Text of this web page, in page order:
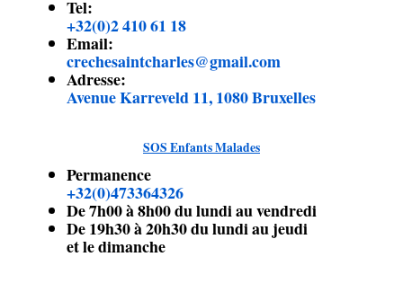
Tel:
+32(0)2 410 61 18
Email:
crechesaintcharles@gmail.com
Adresse:
Avenue Karreveld 11, 1080 Bruxelles
SOS Enfants Malades
Permanence
+32(0)473364326
De 7h00 à 8h00 du lundi au vendredi
De 19h30 à 20h30 du lundi au jeudi
et le dimanche